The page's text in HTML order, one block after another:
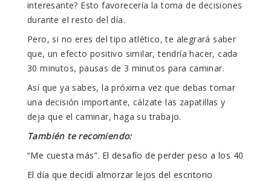
interesante? Esto favorecería la toma de decisiones
durante el resto del día.
Pero, si no eres del tipo atlético, te alegrará saber
que, un efecto positivo similar, tendría hacer, cada
30 minutos, pausas de 3 minutos para caminar.
Así que ya sabes, la próxima vez que debas tomar
una decisión importante, cálzate las zapatillas y
deja que el caminar, haga su trabajo.
También te recomiendo:
“Me cuesta más”. El desafío de perder peso a los 40
El día que decidí almorzar lejos del escritorio